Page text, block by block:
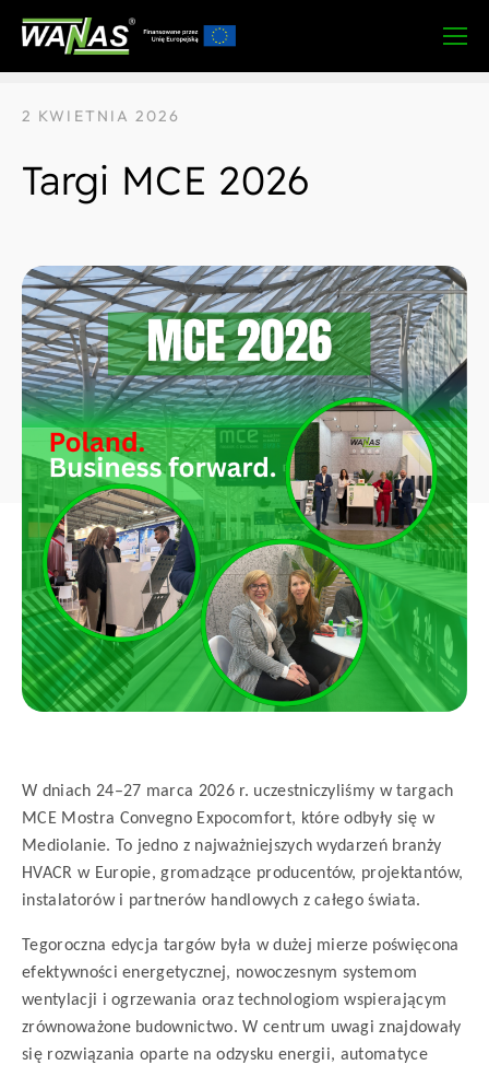
STRONA GŁÓWNA» AKTUALNOŚCI
2 KWIETNIA 2026
Targi MCE 2026
W dniach 24–27 marca 2026 r. uczestniczyliśmy w targach
MCE Mostra Convegno Expocomfort, które odbyły się w
Mediolanie. To jedno z najważniejszych wydarzeń branży
HVACR w Europie, gromadzące producentów, projektantów,
instalatorów i partnerów handlowych z całego świata.
Tegoroczna edycja targów była w dużej mierze poświęcona
efektywności energetycznej, nowoczesnym systemom
wentylacji i ogrzewania oraz technologiom wspierającym
zrównoważone budownictwo. W centrum uwagi znajdowały
się rozwiązania oparte na odzysku energii, automatyce